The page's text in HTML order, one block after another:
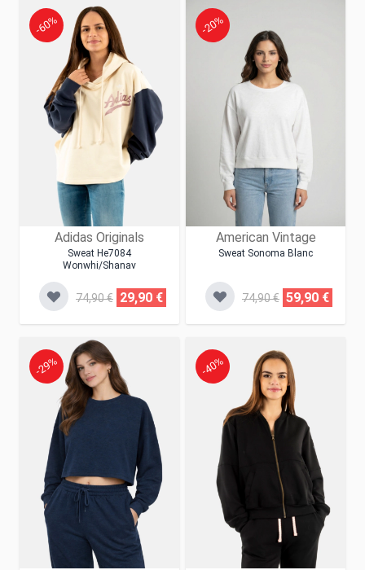
Adidas Originals
Sweat He7084
Wonwhi/shanav
-60%
74,90 € 29,90 €
American Vintage
Sweat Sonoma Blanc
-20%
74,90 € 59,90 €
-29% -40%